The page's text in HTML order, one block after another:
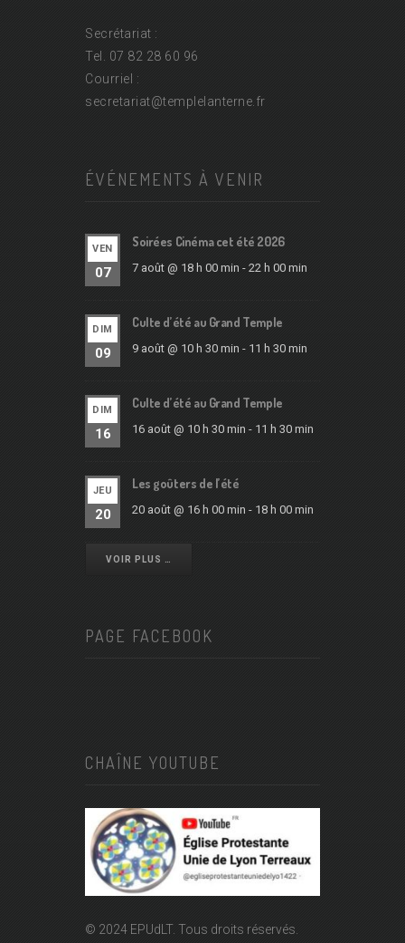
Secrétariat :
Tel. 07 82 28 60 96
Courriel :
secretariat@templelanterne.fr
ÉVÉNEMENTS À VENIR
VEN
07
Soirées Cinéma cet été 2026
7 août @ 18 h 00 min - 22 h 00 min
DIM
09
Culte d’été au Grand Temple
9 août @ 10 h 30 min - 11 h 30 min
DIM
16
Culte d’été au Grand Temple
16 août @ 10 h 30 min - 11 h 30 min
JEU
20
Les goûters de l’été
20 août @ 16 h 00 min - 18 h 00 min
VOIR PLUS …
PAGE FACEBOOK
CHAÎNE YOUTUBE
© 2024 EPUdLT. Tous droits réservés.